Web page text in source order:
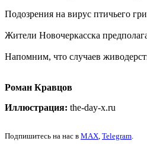
Подозрения на вирус птичьего
Жители Новочеркасска
Напомним, что случаев
Роман Кравцов
Иллюстрация: the-day-x.ru
Подпишитесь на нас в MAX, Telegram.